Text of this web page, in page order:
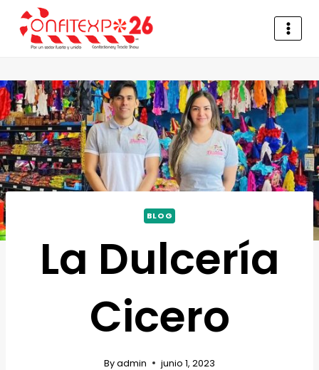
BLOG
La Dulcería
Cicero
Byadmin junio 1, 2023